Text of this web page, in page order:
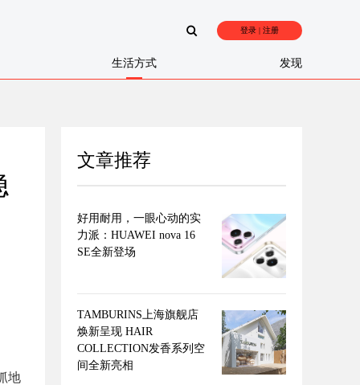
登录 | 注册
生活方式 发现
地
文章推荐
好用耐用，一眼心动的实
力派：HUAWEI nova 16
SE全新登场
TAMBURINS上海旗舰店
焕新呈现 HAIR
COLLECTION发香系列空
间全新亮相